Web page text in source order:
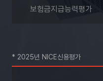
보험금지급능력평가
* 2025년 NICE신용평가